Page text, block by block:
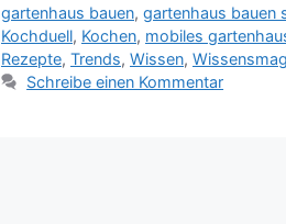
gartenhaus bauen, gartenhaus bauen
Kochduell, Kochen, mobiles
Rezepte, Trends, Wissen,
Schreibe einen Kommentar